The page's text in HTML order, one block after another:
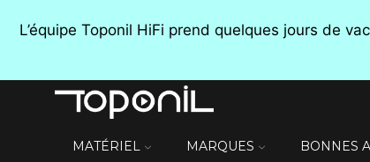
L’équipe Toponil HiFi prend quelques jours de
MATÉRIEL MARQUES BONNES